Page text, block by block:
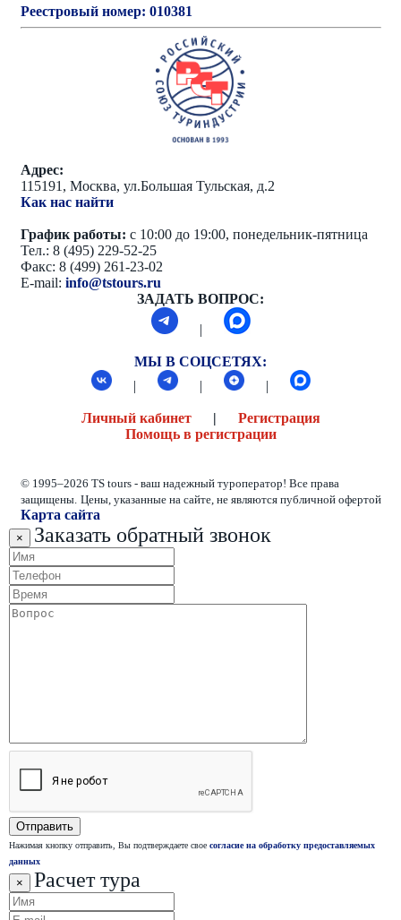
Реестровый номер: 010381
Адрес:
115191, Москва, ул.Большая Тульская, д.2
Как нас найти
График работы: с 10:00 до 19:00, понедельник-пятница
Тел.: 8 (495) 229-52-25
Факс: 8 (499) 261-23-02
E-mail: info@tstours.ru
ЗАДАТЬ ВОПРОС:
|
МЫ В СОЦСЕТЯХ:
|
| |
Личный кабинет| Регистрация
Помощь в регистрации
© 1995–2026 TS tours - ваш надежный туроператор! Все права
защищены. Цены, указанные на сайте, не являются публичной офертой
Карта сайта
× Заказать обратный звонок
Нажимая кнопку отправить, Вы подтверждаете свое согласие на обработку предоставляемых
данных
× Расчет тура